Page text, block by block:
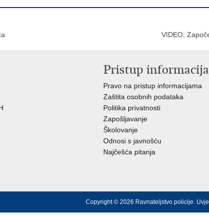
VIDEO:
Pristup
Pravo na pristup informacijama
Zaštita osobnih podataka
Politika privatnosti
Zapošljavanje
Školovanje
Odnosi s javnošću
Najčešća pitanja
Copyright © 2026 Ravnateljstvo policije.